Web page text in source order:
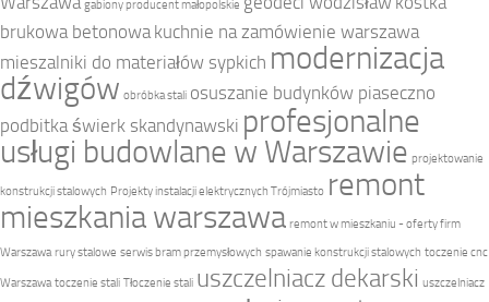
gabiony producent małopolskie
brukowa betonowa kuchnie na zamówienie warszawa
mieszalniki do materiałów sypkich modernizacja
dźwigów obróbka stali osuszanie budynków piaseczno
podbitka świerk skandynawski profesjonalne
usługi budowlane w Warszawie projektowanie
konstrukcji stalowych Projekty instalacji elektrycznych Trójmiasto remont
mieszkania warszawa remont w mieszkaniu - oferty firm
Warszawa rury stalowe serwis bram przemysłowych spawanie konstrukcji stalowych toczenie cnc
Warszawa toczenie stali Tłoczenie stali uszczelniacz dekarski uszczelniacz